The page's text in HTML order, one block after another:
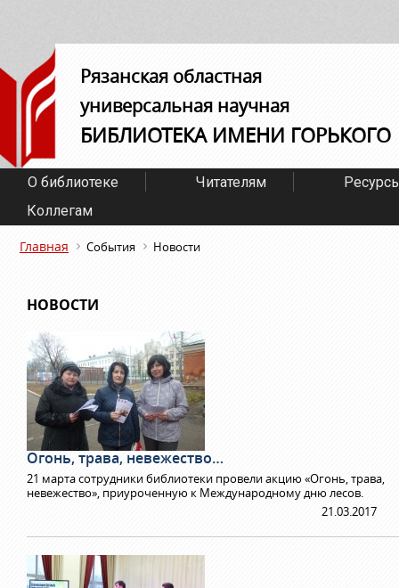
Рязанская областная
универсальная научная
БИБЛИОТЕКА ИМЕНИ ГОРЬКОГО
О библиотеке Читателям
Коллегам
Главная События Новости
НОВОСТИ
Огонь, трава, невежество…
21 марта сотрудники библиотеки провели акцию «Огонь, трава,
невежество», приуроченную к Международному дню лесов.
21.03.2017